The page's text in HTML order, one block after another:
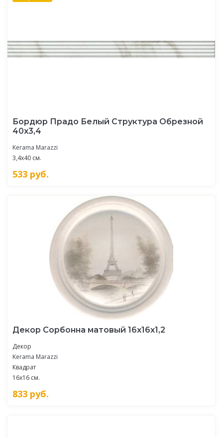
Бордюр Прадо Белый Структура Обрезной
40x3,4
Kerama Marazzi
3,4x40 см.
533 руб.
Декор Сорбонна матовый 16x16x1,2
Декор
Kerama Marazzi
Квадрат
16x16 см.
833 руб.